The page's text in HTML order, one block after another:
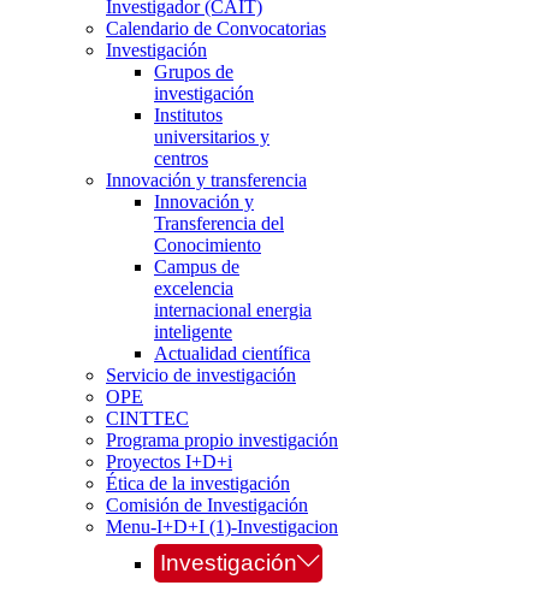
Investigador (CAIT)
Calendario de Convocatorias
Investigación
Grupos de
investigación
Institutos
universitarios y
centros
Innovación y transferencia
Innovación y
Transferencia del
Conocimiento
Campus de
excelencia
internacional energia
inteligente
Actualidad científica
Servicio de investigación
OPE
CINTTEC
Programa propio investigación
Proyectos I+D+i
Ética de la investigación
Comisión de Investigación
Menu-I+D+I (1)-Investigacion
Investigación